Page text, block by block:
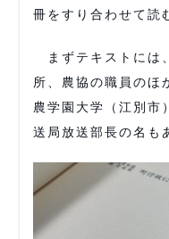
冊をすり合わせて
まずテキストには
所、農協の職員のほ
農学園大学（江別市
送局放送部長の名も